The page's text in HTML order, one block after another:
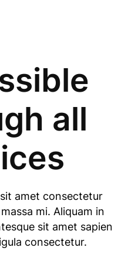
all
amet consectetur
mi. Aliquam in
sit amet sapien
consectetur.